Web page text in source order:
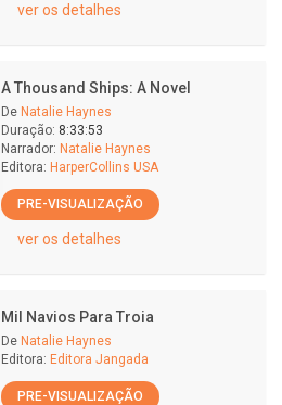
ver os detalhes
A Thousand Ships: A Novel
De Natalie Haynes
Duração: 8:33:53
Narrador: Natalie Haynes
Editora: HarperCollins USA
PRE-VISUALIZAÇÃO
ver os detalhes
Mil Navios Para Troia
De Natalie Haynes
Editora: Editora Jangada
PRE-VISUALIZAÇÃO